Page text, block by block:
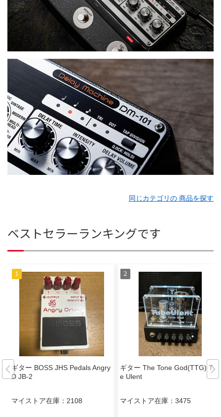
同じカテゴリの 商品を探す
ベストセラーランキングです
ギター BOSS JHS Pedals Angry
D JB-2
マイストア在庫： 2108
ギター The Tone God(TTG) Tub
e Ulent
マイストア在庫： 3475